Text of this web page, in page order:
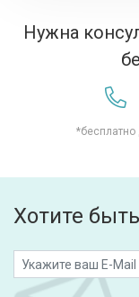
Нужна
*бесплатно
Хотите